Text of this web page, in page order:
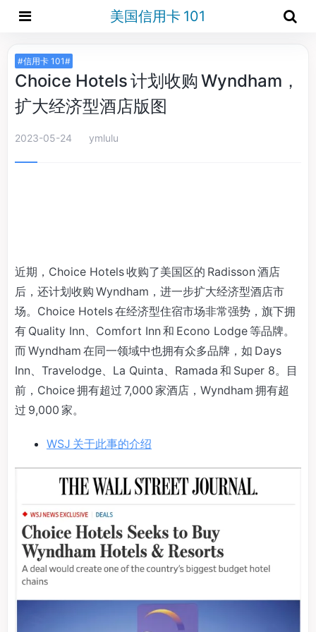
美国信用卡 101
#信用卡 101#
Choice Hotels 计划收购 Wyndham，
扩大经济型酒店版图
2023-05-24 ymlulu
近期，Choice Hotels 收购了美国区的 Radisson 酒店
后，还计划收购 Wyndham，进一步扩大经济型酒店市
场。Choice Hotels 在经济型住宿市场非常强势，旗下拥
有 Quality Inn、Comfort Inn 和 Econo Lodge 等品牌。
而 Wyndham 在同一领域中也拥有众多品牌，如 Days
Inn、Travelodge、La Quinta、Ramada 和 Super 8。目
前，Choice 拥有超过 7,000 家酒店，Wyndham 拥有超
过 9,000 家。
WSJ 关于此事的介绍